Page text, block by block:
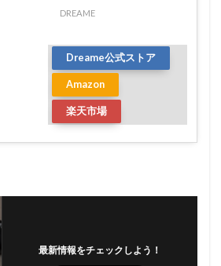
DREAME
Dreame公式ストア
Amazon
楽天市場
最新情報をチェックしよう！